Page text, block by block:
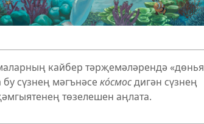
кайбер тәрҗемәләрендә
сүзнең мәгънәсе ко́смосдигән сүзнең
төзелешен аңлата.